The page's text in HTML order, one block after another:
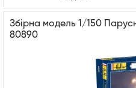
Збірна модель 1/150
80890